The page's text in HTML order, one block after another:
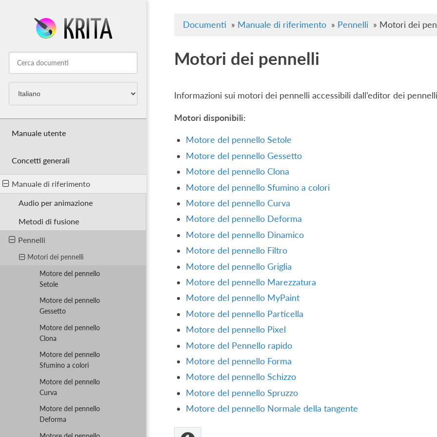
Manuale utente
Concetti generali
Manuale di riferimento
Audio per animazione
Metodi di fusione
Pennelli
Motori dei pennelli
Motore del pennello
Setole
Motore del pennello
Gessetto
Motore del pennello
Clona
Motore del pennello
Sfumino a colori
Motore del pennello
Curva
Motore del pennello
Deforma
Documenti » Manuale di riferimento » Pennelli » Motori dei
Motori dei pennelli
Informazioni sui motori dei pennelli accessibili dall’editor dei
Motori disponibili:
Motore del pennello Setole
Motore del pennello Gessetto
Motore del pennello Clona
Motore del pennello Sfumino a colori
Motore del pennello Curva
Motore del pennello Deforma
Motore del pennello Dinamico
Motore del pennello Filtro
Motore del pennello Griglia
Motore del pennello Marezzatura
Motore del pennello MyPaint
Motore del pennello Particella
Motore del pennello Pixel
Motore del Pennello rapido
Motore del pennello Forma
Motore del pennello Schizzo
Motore del pennello Spruzzo
Motore del pennello Normale della tangente